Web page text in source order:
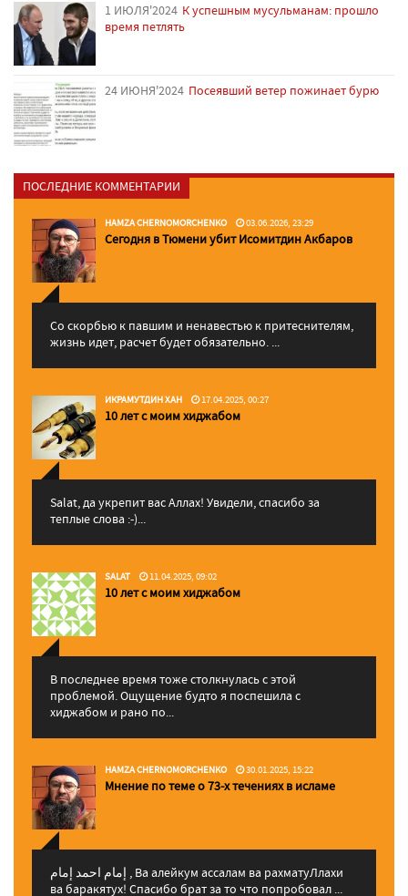
1 ИЮЛЯ'2024 К успешным мусульманам: прошло
время петлять
24 ИЮНЯ'2024 Посеявший ветер пожинает бурю
ПОСЛЕДНИЕ КОММЕНТАРИИ
HAMZA CHERNOMORCHENKO 03.06.2026, 23:29
Сегодня в Тюмени убит Исомитдин Акбаров
Со скорбью к павшим и ненавестью к притеснителям,
жизнь идет, расчет будет обязательно. ...
ИКРАМУТДИН ХАН 17.04.2025, 00:27
10 лет с моим хиджабом
Salat, да укрепит вас Аллаx! Увидели, спасибо за
теплые слова :-)...
SALAT 11.04.2025, 09:02
10 лет с моим хиджабом
В последнее время тоже столкнулась с этой
проблемой. Ощущение будто я поспешила с
хиджабом и рано по...
HAMZA CHERNOMORCHENKO 30.01.2025, 15:22
Мнение по теме о 73-х течениях в исламе
إمام احمد إمام , Ва алейкум ассалам ва рахматуЛлахи
ва баракятух! Спасибо брат за то что попробовал ...